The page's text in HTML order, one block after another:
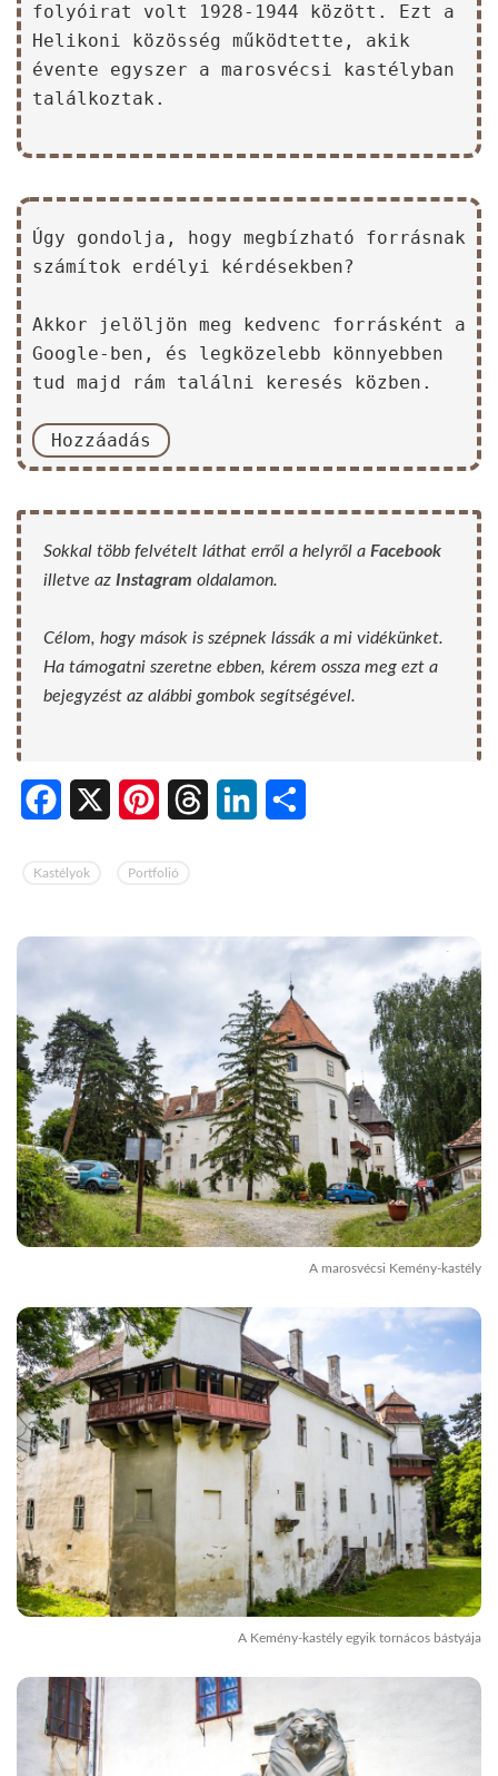
folyóirat volt 1928-1944 között. Ezt a
Helikoni közösség működtette, akik
évente egyszer a marosvécsi kastélyban
találkoztak.
Úgy gondolja, hogy megbízható forrásnak
számítok erdélyi kérdésekben?
Akkor jelöljön meg kedvenc forrásként a
Google-ben, és legközelebb könnyebben
tud majd rám találni keresés közben.
Hozzáadás
Sokkal több felvételt láthat erről a helyről a Facebook
illetve az Instagram oldalamon.
Célom, hogy mások is szépnek lássák a mi vidékünket.
Ha támogatni szeretne ebben, kérem ossza meg ezt a
bejegyzést az alábbi gombok segítségével.
Facebook PinterestThreads LinkedIn
Kastélyok Portfolió
A marosvécsi Kemény-kastély
A Kemény-kastély egyik tornácos bástyája